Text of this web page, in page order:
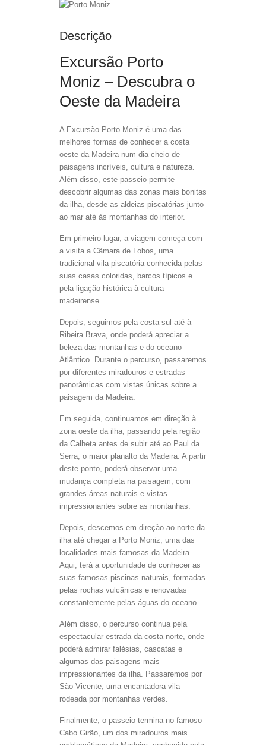
Descrição
Excursão Porto
Moniz – Descubra o
Oeste da Madeira
A Excursão Porto Moniz é uma das
melhores formas de conhecer a costa
oeste da Madeira num dia cheio de
paisagens incríveis, cultura e natureza.
Além disso, este passeio permite
descobrir algumas das zonas mais bonitas
da ilha, desde as aldeias piscatórias junto
ao mar até às montanhas do interior.
Em primeiro lugar, a viagem começa com
a visita a Câmara de Lobos, uma
tradicional vila piscatória conhecida pelas
suas casas coloridas, barcos típicos e
pela ligação histórica à cultura
madeirense.
Depois, seguimos pela costa sul até à
Ribeira Brava, onde poderá apreciar a
beleza das montanhas e do oceano
Atlântico. Durante o percurso, passaremos
por diferentes miradouros e estradas
panorâmicas com vistas únicas sobre a
paisagem da Madeira.
Em seguida, continuamos em direção à
zona oeste da ilha, passando pela região
da Calheta antes de subir até ao Paul da
Serra, o maior planalto da Madeira. A partir
deste ponto, poderá observar uma
mudança completa na paisagem, com
grandes áreas naturais e vistas
impressionantes sobre as montanhas.
Depois, descemos em direção ao norte da
ilha até chegar a Porto Moniz, uma das
localidades mais famosas da Madeira.
Aqui, terá a oportunidade de conhecer as
suas famosas piscinas naturais, formadas
pelas rochas vulcânicas e renovadas
constantemente pelas águas do oceano.
Além disso, o percurso continua pela
espectacular estrada da costa norte, onde
poderá admirar falésias, cascatas e
algumas das paisagens mais
impressionantes da ilha. Passaremos por
São Vicente, uma encantadora vila
rodeada por montanhas verdes.
Finalmente, o passeio termina no famoso
Cabo Girão, um dos miradouros mais